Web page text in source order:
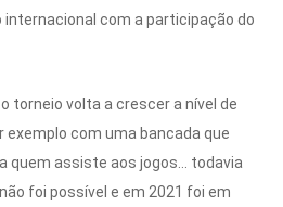
internacional com a participação do
torneio volta a crescer a nível de
com uma bancada que
quem assiste aos jogos… todavia
foi possível e em 2021 foi em